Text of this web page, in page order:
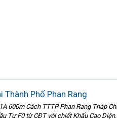
Thành Phố Phan Rang
600m Cách TTTP Phan Rang Tháp
Tư F0 từ CĐT với chiết Khấu Cao